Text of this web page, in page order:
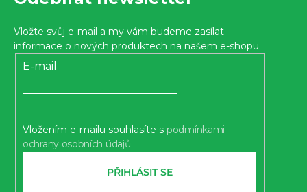
Vložte svůj e-mail a my vám budeme zasílat
informace o nových produktech na našem e-shopu.
E-mail
Vložením e-mailu souhlasíte s podmínkami
ochrany osobních údajů
PŘIHLÁSIT SE